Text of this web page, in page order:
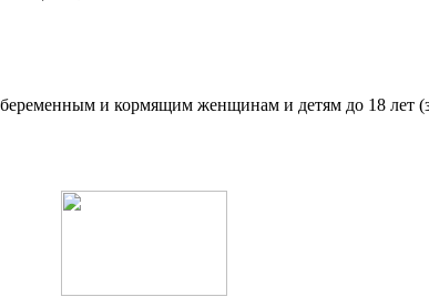
и кормящим женщинам и детям до 18 лет